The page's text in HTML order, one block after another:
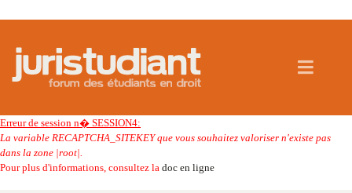
Erreur de session n� SESSION4:
La variable RECAPTCHA_SITEKEY que vous souhaitez valoriser n'existe pas
dans la zone |root|.
Pour plus d'informations, consultez la doc en ligne